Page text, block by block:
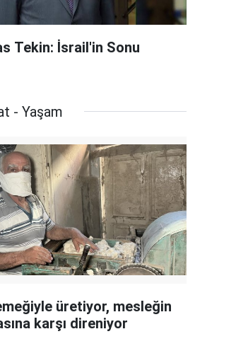
Tekin: İsrail'in Sonu
- Yaşam
üretiyor, mesleğin
karşı direniyor